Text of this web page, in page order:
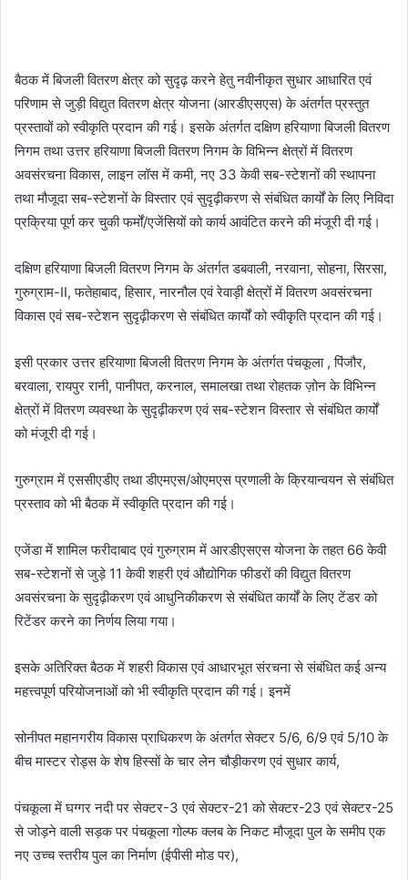
बैठक में बिजली वितरण क्षेत्र को सुदृढ़ करने हेतु नवीनीकृत सुधार आधारित एवं
परिणाम से जुड़ी विद्युत वितरण क्षेत्र योजना (आरडीएसएस) के अंतर्गत प्रस्तुत
प्रस्तावों को स्वीकृति प्रदान की गई। इसके अंतर्गत दक्षिण हरियाणा बिजली वितरण
निगम तथा उत्तर हरियाणा बिजली वितरण निगम के विभिन्न क्षेत्रों में वितरण
अवसंरचना विकास, लाइन लॉस में कमी, नए 33 केवी सब-स्टेशनों की स्थापना
तथा मौजूदा सब-स्टेशनों के विस्तार एवं सुदृढ़ीकरण से संबंधित कार्यों के लिए निविदा
प्रक्रिया पूर्ण कर चुकी फर्मों/एजेंसियों को कार्य आवंटित करने की मंजूरी दी गई।
दक्षिण हरियाणा बिजली वितरण निगम के अंतर्गत डबवाली, नरवाना, सोहना, सिरसा,
गुरुग्राम-II, फतेहाबाद, हिसार, नारनौल एवं रेवाड़ी क्षेत्रों में वितरण अवसंरचना
विकास एवं सब-स्टेशन सुदृढ़ीकरण से संबंधित कार्यों को स्वीकृति प्रदान की गई।
इसी प्रकार उत्तर हरियाणा बिजली वितरण निगम के अंतर्गत पंचकूला , पिंजौर,
बरवाला, रायपुर रानी, पानीपत, करनाल, समालखा तथा रोहतक ज़ोन के विभिन्न
क्षेत्रों में वितरण व्यवस्था के सुदृढ़ीकरण एवं सब-स्टेशन विस्तार से संबंधित कार्यों
को मंजूरी दी गई।
गुरुग्राम में एससीएडीए तथा डीएमएस/ओएमएस प्रणाली के क्रियान्वयन से संबंधित
प्रस्ताव को भी बैठक में स्वीकृति प्रदान की गई।
एजेंडा में शामिल फरीदाबाद एवं गुरुग्राम में आरडीएसएस योजना के तहत 66 केवी
सब-स्टेशनों से जुड़े 11 केवी शहरी एवं औद्योगिक फीडरों की विद्युत वितरण
अवसंरचना के सुदृढ़ीकरण एवं आधुनिकीकरण से संबंधित कार्यों के लिए टेंडर को
रिटेंडर करने का निर्णय लिया गया।
इसके अतिरिक्त बैठक में शहरी विकास एवं आधारभूत संरचना से संबंधित कई अन्य
महत्त्वपूर्ण परियोजनाओं को भी स्वीकृति प्रदान की गई। इनमें
सोनीपत महानगरीय विकास प्राधिकरण के अंतर्गत सेक्टर 5/6, 6/9 एवं 5/10 के
बीच मास्टर रोड्स के शेष हिस्सों के चार लेन चौड़ीकरण एवं सुधार कार्य,
पंचकूला में घग्गर नदी पर सेक्टर-3 एवं सेक्टर-21 को सेक्टर-23 एवं सेक्टर-25
से जोड़ने वाली सड़क पर पंचकूला गोल्फ क्लब के निकट मौजूदा पुल के समीप एक
नए उच्च स्तरीय पुल का निर्माण (ईपीसी मोड पर),